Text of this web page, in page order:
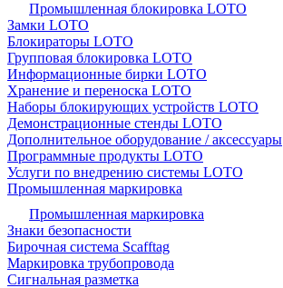
Промышленная блокировка LOTO
Замки LOTO
Блокираторы LOTO
Групповая блокировка LOTO
Информационные бирки LOTO
Хранение и переноска LOTO
Наборы блокирующих устройств LOTO
Демонстрационные стенды LOTO
Дополнительное оборудование / аксессуары
Программные продукты LOTO
Услуги по внедрению системы LOTO
Промышленная маркировка
Промышленная маркировка
Знаки безопасности
Бирочная система Scafftag
Маркировка трубопровода
Сигнальная разметка